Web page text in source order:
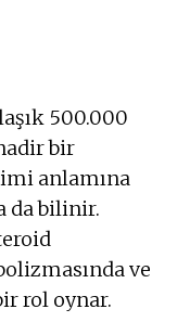
500.000
bir
anlamına
da bilinir.
ve
rol oynar.